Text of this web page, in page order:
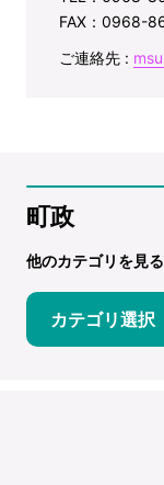
FAX：0968-
ご連絡先 :
町政
他のカテゴリを見る
カテゴリ選択